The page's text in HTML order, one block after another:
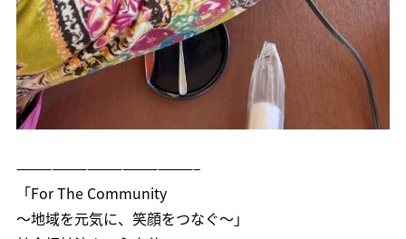
———————————————–
「For The Community
～地域を元気に、笑顔をつなぐ～」